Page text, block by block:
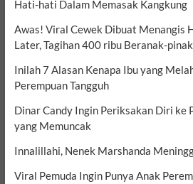
Hati-hati Dalam Memasak Kangkung
Awas! Viral Cewek Dibuat Menangis
Later, Tagihan 400 ribu Beranak-
Inilah 7 Alasan Kenapa Ibu yang
Perempuan Tangguh
Dinar Candy Ingin Periksakan Diri ke
yang Memuncak
Innalillahi, Nenek Marshanda
Viral Pemuda Ingin Punya Anak